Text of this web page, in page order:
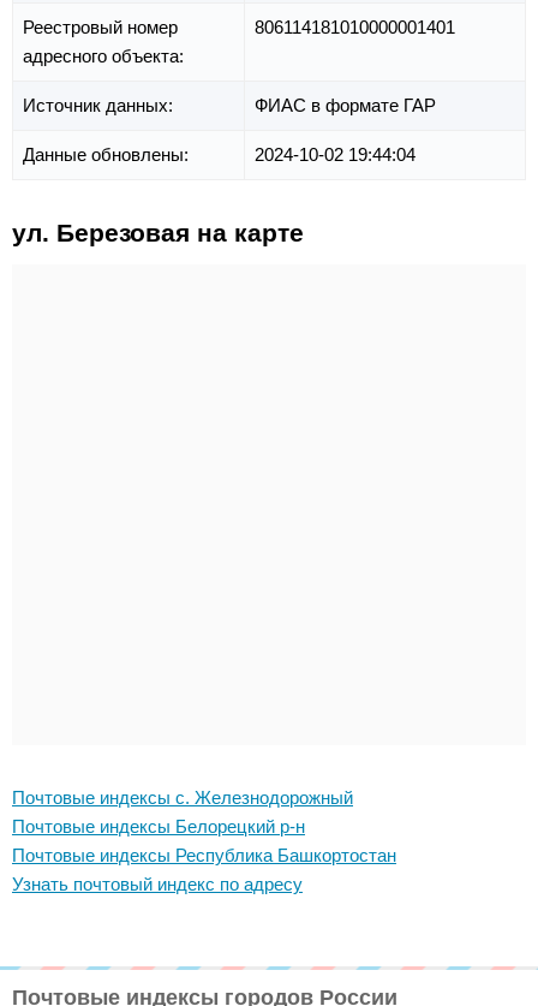
Реестровый номер
адресного объекта:
806114181010000001401
Источник данных: ФИАС в формате ГАР
Данные обновлены: 2024-10-02 19:44:04
ул. Березовая на карте
Почтовые индексы с. Железнодорожный
Почтовые индексы Белорецкий р-н
Почтовые индексы Республика Башкортостан
Узнать почтовый индекс по адресу
Почтовые индексы городов России